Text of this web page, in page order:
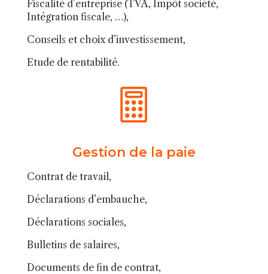
Fiscalité d’entreprise (TVA, Impôt société,
Intégration fiscale, …),
Conseils et choix d’investissement,
Etude de rentabilité.

Gestion de la paie
Contrat de travail,
Déclarations d’embauche,
Déclarations sociales,
Bulletins de salaires,
Documents de fin de contrat,